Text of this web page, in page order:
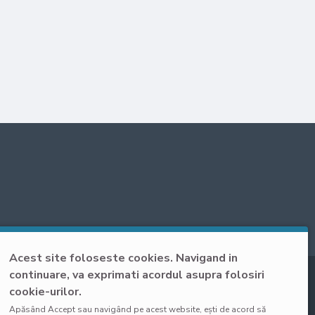
Acest site foloseste cookies. Navigand in
continuare, va exprimati acordul asupra folosiri
cookie-urilor.
Apăsând Accept sau navigând pe acest website, ești de acord să